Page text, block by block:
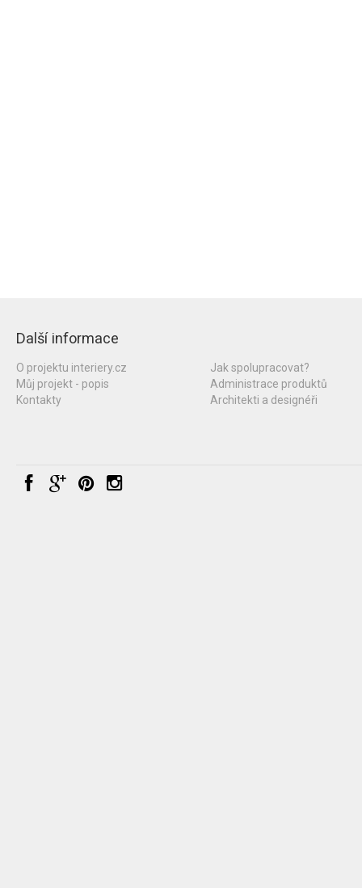
Další informace
O projektu interiery.cz
Můj projekt - popis
Kontakty
Jak spolupracovat?
Administrace produktů
Architekti a designéři